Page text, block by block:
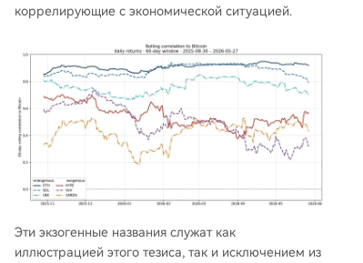
коррелирующие с экономической ситуацией.
Эти экзогенные названия служат как
иллюстрацией этого тезиса, так и исключением из